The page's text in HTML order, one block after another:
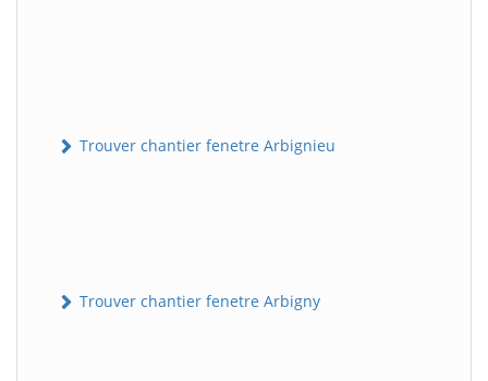
Trouver chantier fenetre Arbignieu
Trouver chantier fenetre Arbigny